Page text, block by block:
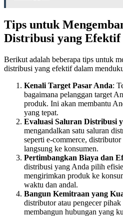
Tips untuk
Distribusi yang Efektif
Berikut adalah beberapa tips untuk
distribusi yang efektif dalam
Kenali Target Pasar Anda:
bagaimana pelanggan target
produk. Ini akan membantu
yang tepat.
Evaluasi Saluran Distribusi
mengandalkan satu saluran
seperti e-commerce,
langsung ke konsumen.
Pertimbangkan Biaya dan
distribusi yang Anda pilih
mengirimkan produk ke
waktu dan andal.
Bangun Kemitraan yang
distributor atau pengecer
membangun hubungan yang